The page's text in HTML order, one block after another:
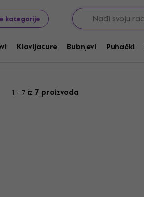
kategorije
Klavijature Bubnjevi Puhački
baterije
1 - 7 iz 7 proizvoda